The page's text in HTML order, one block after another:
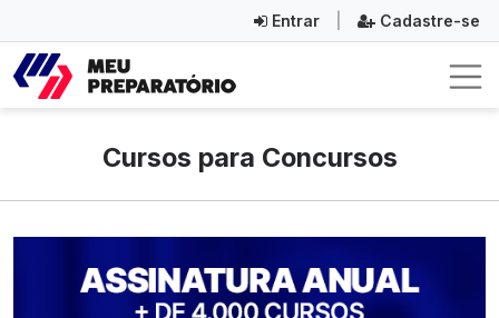
Entrar Cadastre-se
Cursos para Concursos